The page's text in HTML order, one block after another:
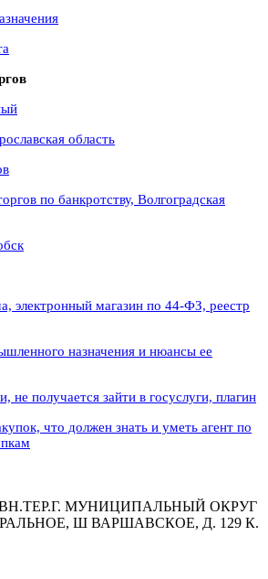
область
по банкротству, Волгоградская
электронный магазин по 44-ФЗ, реестр
назначения и нюансы ее
не получается зайти в госуслуги, плагин
что должен знать и уметь агент по
ВН.ТЕР.Г. МУНИЦИПАЛЬНЫЙ ОКРУГ
Ш ВАРШАВСКОЕ, Д. 129 К.